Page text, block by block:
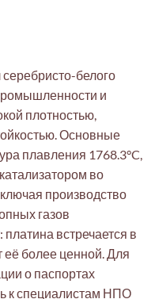
белого
и
плотностью,
Основные
плавления 1768.3°C,
во
производство
газов
встречается в
её более ценной. Для
о паспортах
к специалистам НПО